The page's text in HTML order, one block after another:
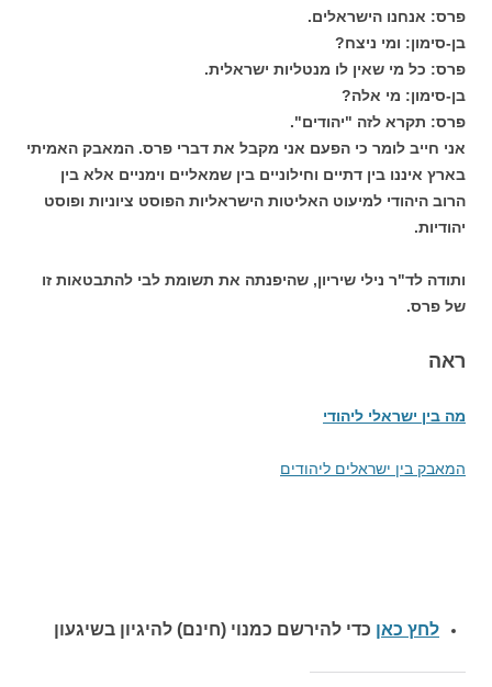
פרס: אנחנו הישראלים.
בן-סימון: ומי ניצח?
פרס: כל מי שאין לו מנטליות ישראלית.
בן-סימון: מי אלה?
פרס: תקרא לזה "יהודים".
אני חייב לומר כי הפעם אני מקבל את דברי פרס. המאבק האמיתי
בארץ איננו בין דתיים וחילוניים בין שמאליים וימניים אלא בין
הרוב היהודי למיעוט האליטות הישראליות הפוסט ציוניות ופוסט
יהודיות.
ותודה לד"ר נילי שיריון, שהיפנתה את תשומת לבי להתבטאות זו
של פרס.
ראה
מה בין ישראלי ליהודי
המאבק בין ישראלים ליהודים
לחץ כאן כדי להירשם כמנוי (חינם) להיגיון בשיגעון